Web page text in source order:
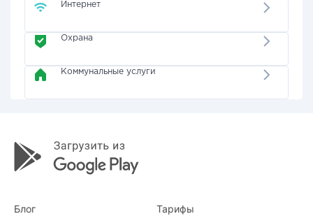
Интернет
Охрана
Коммунальные услуги
Блог Тарифы